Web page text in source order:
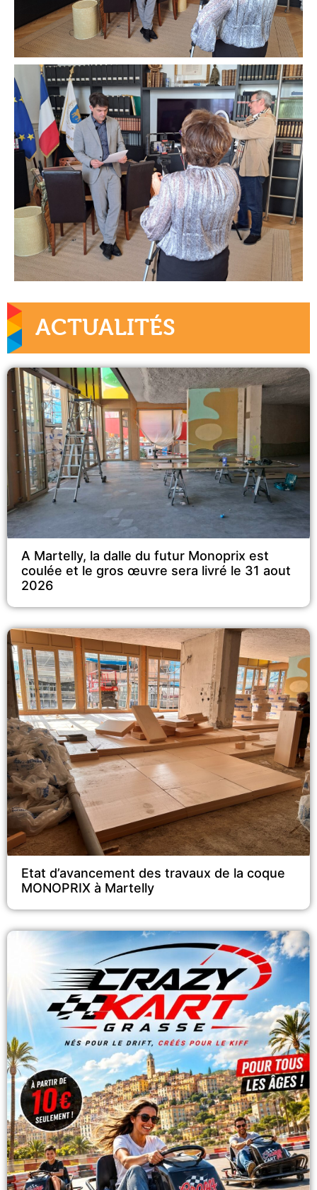
ACTUALITÉS
A Martelly, la dalle du futur Monoprix est
coulée et le gros œuvre sera livré le 31 aout
2026
Etat d’avancement des travaux de la coque
MONOPRIX à Martelly